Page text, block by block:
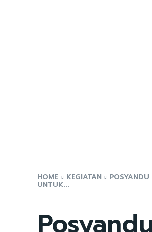
HOME KEGIATAN POSYANDU
UNTUK...